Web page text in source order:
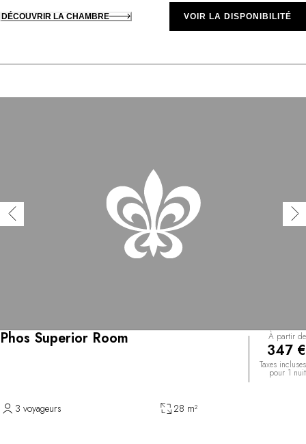
DÉCOUVRIR LA CHAMBRE VOIR LA DISPONIBILITÉ
Phos Superior Room À partir de
347 €
Taxes incluses
pour 1 nuit
3 voyageurs 28 m²